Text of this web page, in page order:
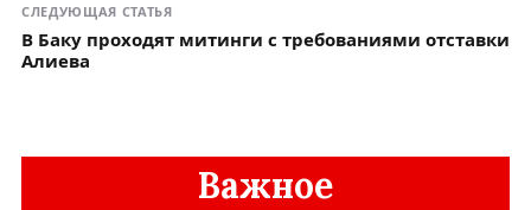
СЛЕДУЮЩАЯ СТАТЬЯ
В Баку проходят митинги с требованиями отставки
Алиева
Важное